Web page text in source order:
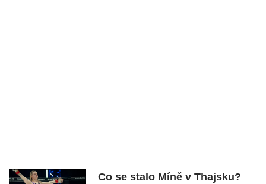
Co se stalo Míně v Thajsku?